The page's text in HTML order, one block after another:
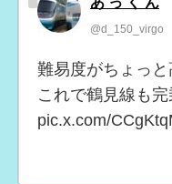
@d_150_virgo
難易度がちょっと
これで鶴見線も完
pic.x.com/